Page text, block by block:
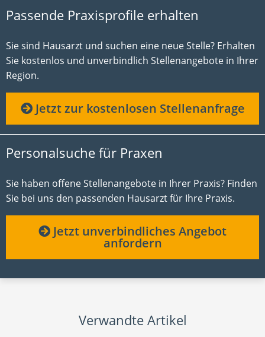
Passende Praxisprofile erhalten
Sie sind Hausarzt und suchen eine neue Stelle? Erhalten
Sie kostenlos und unverbindlich Stellenangebote in Ihrer
Region.
Jetzt zur kostenlosen Stellenanfrage
Personalsuche für Praxen
Sie haben offene Stellenangebote in Ihrer Praxis? Finden
Sie bei uns den passenden Hausarzt für Ihre Praxis.
Jetzt unverbindliches Angebot
anfordern
Verwandte Artikel